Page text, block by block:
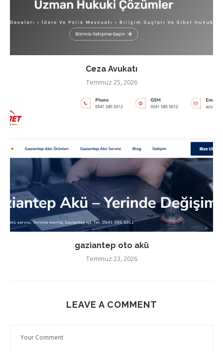
Ceza Avukatı
Temmuz 25, 2026
gaziantep oto akü
Temmuz 23, 2026
LEAVE A COMMENT